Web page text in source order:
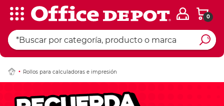
0
Rollos para calculadoras e impresión